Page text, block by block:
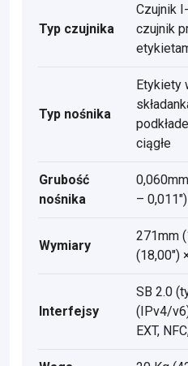
Typ czujnika
Czujnik
czujnik
Typ nośnika
Etykiety
ciągłe
Grubość
nośnika
– 0,011")
Wymiary
271mm
(18,00")
Interfejsy
SB 2.0
(IPv4/
EXT,